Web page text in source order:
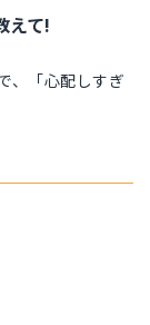
えて!
、「心配しすぎ